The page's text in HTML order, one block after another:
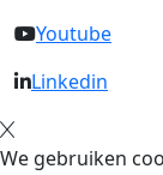
Youtube
Linkedin
We gebruiken